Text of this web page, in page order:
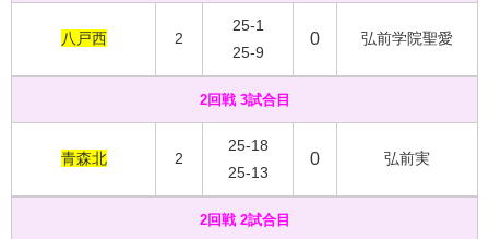
八戸西 2
25-1
25-9
0 弘前学院聖愛
2回戦 3試合目
青森北 2
25-18
25-13
0 弘前実
2回戦 2試合目